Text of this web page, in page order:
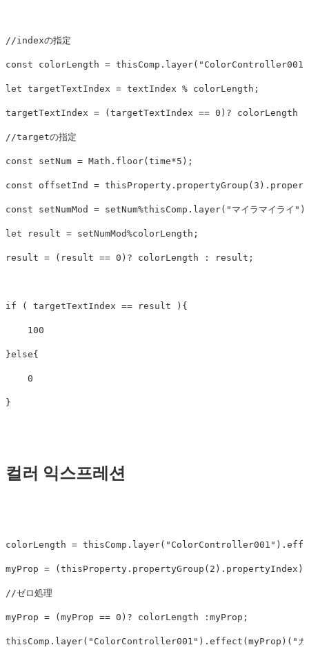
//indexの指定
const colorLength = thisComp . layer( " ColorController001
let targetTextIndex = textIndex % colorLength ;
targetTextIndex = ( targetTextIndex == 0 )? colorLength
//targetの指定
const setNum = Math . floor( time*5 );
const offsetInd = thisProperty . propertyGroup ( 3 ).
const setNumMod = setNum%thisComp . layer( " マイラマイライ "
let result = setNumMod%colorLength ;
result = ( result == 0 )? colorLength : result ;
if ( targetTextIndex == result ){
100
}else{
0
}
컬러 익스프레션
colorLength = thisComp . layer( " ColorController001 " ).
myProp = ( thisProperty . propertyGroup ( 2 ). propertyIndex )
//ゼロ処理
myProp = ( myProp == 0 )? colorLength : myProp ;
thisComp . layer( " ColorController001 " ). effect ( myProp )( " カ